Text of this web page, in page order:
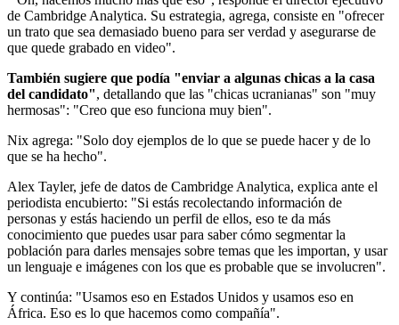
de Cambridge Analytica. Su estrategia, agrega, consiste en "ofrecer
un trato que sea demasiado bueno para ser verdad y asegurarse de
que quede grabado en video".
También sugiere que podía "enviar a algunas chicas a la casa
del candidato", detallando que las "chicas ucranianas" son "muy
hermosas": "Creo que eso funciona muy bien".
Nix agrega: "Solo doy ejemplos de lo que se puede hacer y de lo
que se ha hecho".
Alex Tayler, jefe de datos de Cambridge Analytica, explica ante el
periodista encubierto: "Si estás recolectando información de
personas y estás haciendo un perfil de ellos, eso te da más
conocimiento que puedes usar para saber cómo segmentar la
población para darles mensajes sobre temas que les importan, y usar
un lenguaje e imágenes con los que es probable que se involucren".
Y continúa: "Usamos eso en Estados Unidos y usamos eso en
África. Eso es lo que hacemos como compañía".